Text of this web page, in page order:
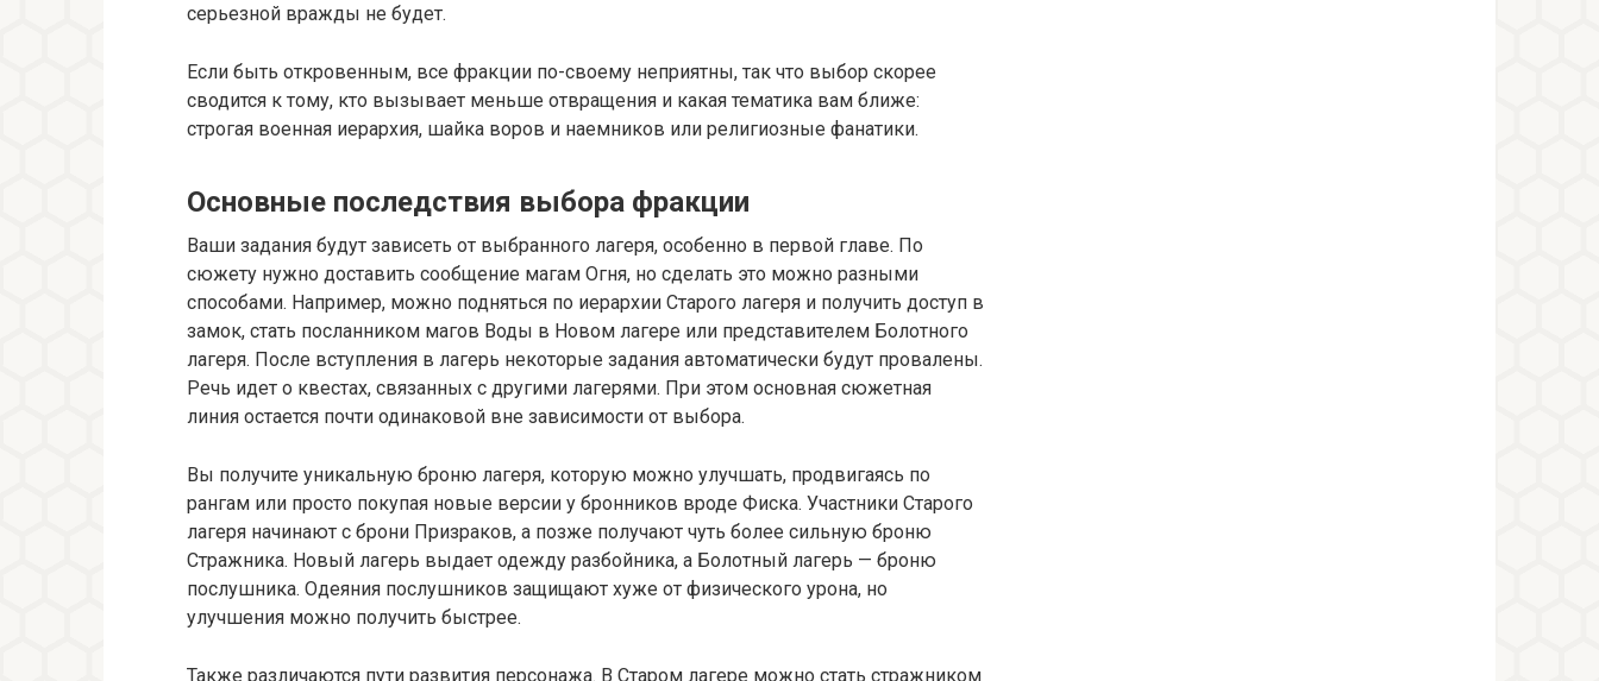
серьезной вражды не будет.
Если быть откровенным, все фракции по-своему неприятны, так что выбор скорее
сводится к тому, кто вызывает меньше отвращения и какая тематика вам ближе:
строгая военная иерархия, шайка воров и наемников или религиозные фанатики.
Основные последствия выбора фракции
Ваши задания будут зависеть от выбранного лагеря, особенно в первой главе. По
сюжету нужно доставить сообщение магам Огня, но сделать это можно разными
способами. Например, можно подняться по иерархии Старого лагеря и получить доступ в
замок, стать посланником магов Воды в Новом лагере или представителем Болотного
лагеря. После вступления в лагерь некоторые задания автоматически будут провалены.
Речь идет о квестах, связанных с другими лагерями. При этом основная сюжетная
линия остается почти одинаковой вне зависимости от выбора.
Вы получите уникальную броню лагеря, которую можно улучшать, продвигаясь по
рангам или просто покупая новые версии у бронников вроде Фиска. Участники Старого
лагеря начинают с брони Призраков, а позже получают чуть более сильную броню
Стражника. Новый лагерь выдает одежду разбойника, а Болотный лагерь — броню
послушника. Одеяния послушников защищают хуже от физического урона, но
улучшения можно получить быстрее.
Также различаются пути развития персонажа. В Старом лагере можно стать стражником